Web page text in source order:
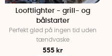
Looftlighter - grill- og
bålstarter
Perfekt glød på ingen tid uden
tændvaske
555 kr